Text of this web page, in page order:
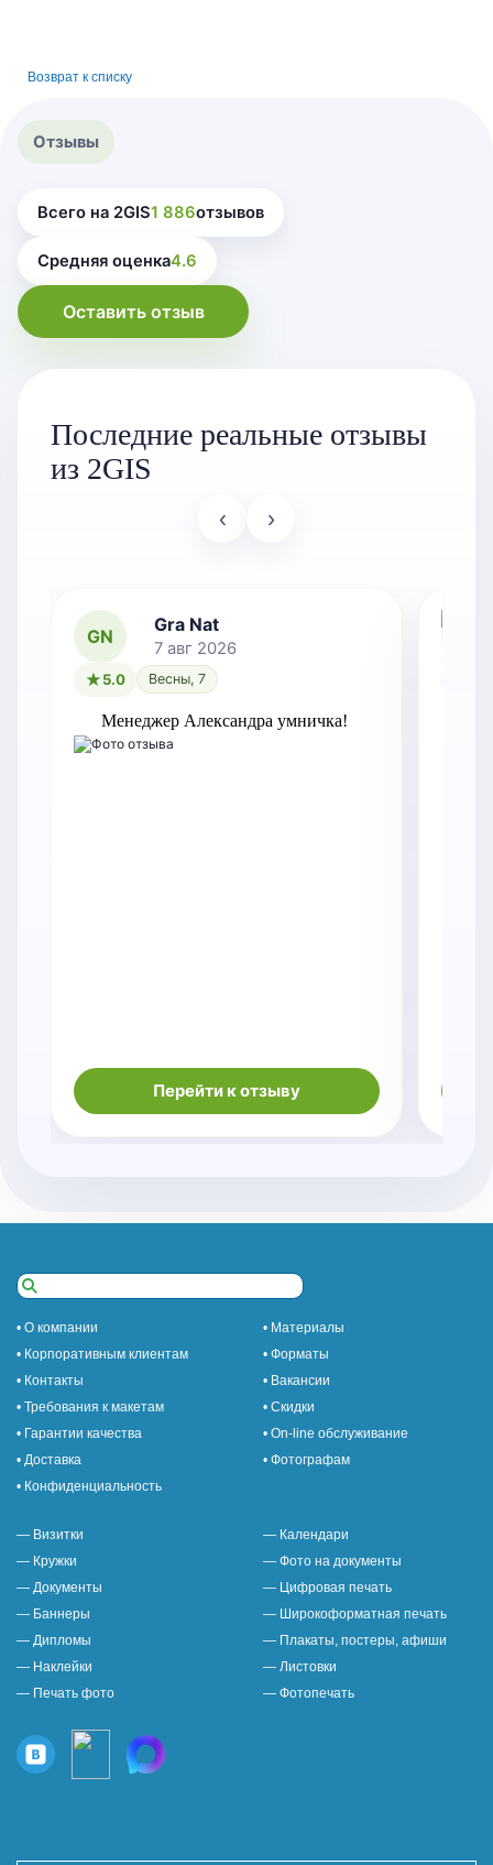
Возврат к списку
Отзывы
Всего на 2GIS1 886отзывов
Средняя оценка4.6
Оставить отзыв
Последние реальные отзывы
из 2GIS
‹ ›
GN
Gra Nat
7 авг 2026
5.0 Весны, 7
Менеджер Александра умничка!
Перейти к отзыву
• О компании
• Материалы
• Корпоративным клиентам
• Форматы
• Контакты
• Вакансии
• Требования к макетам
• Скидки
• Гарантии качества
• On-line обслуживание
• Доставка
• Фотографам
• Конфиденциальность
— Визитки
— Календари
— Кружки
— Фото на документы
— Документы
— Цифровая печать
— Баннеры
— Широкоформатная печать
— Дипломы
— Плакаты, постеры, афиши
— Наклейки
— Листовки
— Печать фото
— Фотопечать